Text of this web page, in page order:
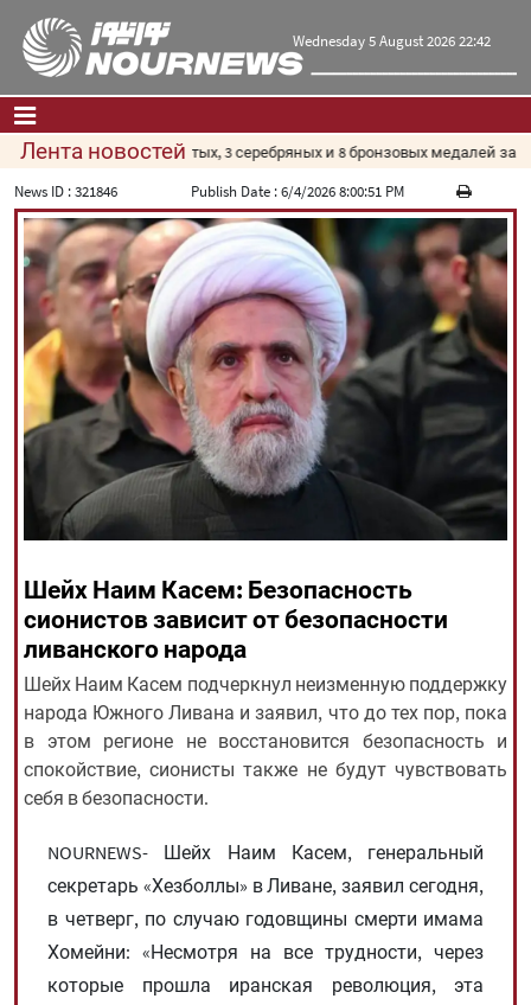
Wednesday 5 August 2026 22:42
Главная|Контакты|О нас
Новости
Культура и общество
Экономика
Политика
взгляд
Мультимедиа
| فارسی |English|العربیه|
עברית|русский| 中文|
All rights reserved for NourNews
Copyright © 2021 www.nournews.ir
Лента новостей
News ID :321846 Publish Date :6/4/2026 8:00:51 PM
Шейх Наим Касем: Безопасность
сионистов зависит от безопасности
ливанского народа
Шейх Наим Касем подчеркнул неизменную поддержку
народа Южного Ливана и заявил, что до тех пор, пока
в этом регионе не восстановится безопасность и
спокойствие, сионисты также не будут чувствовать
себя в безопасности.
NOURNEWS- Шейх Наим Касем, генеральный
секретарь «Хезболлы» в Ливане, заявил сегодня,
в четверг, по случаю годовщины смерти имама
Хомейни: «Несмотря на все трудности, через
которые прошла иранская революция, эта